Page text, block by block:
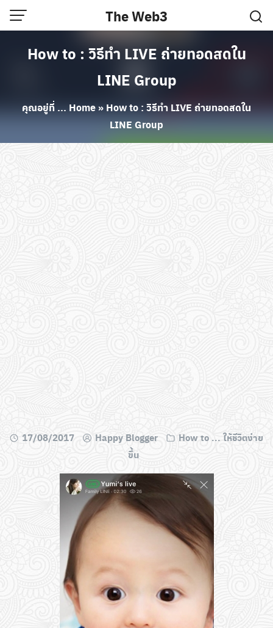
Skip
to
content
The Web3
How to : วิธีทำ LIVE ถ่ายทอดสดใน
LINE Group
คุณอยู่ที่ ... Home» How to : วิธีทำ LIVE ถ่ายทอดสดใน
LINE Group
17/08/2017 Happy Blogger
How to ... ให้ชีวิตง่าย
ขึ้น